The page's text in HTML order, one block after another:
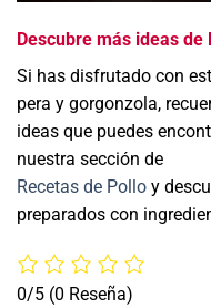
Descubre más ideas de
Si has disfrutado con
pera y gorgonzola,
ideas que puedes
nuestra sección de
Recetas de Pollo y
preparados con
0/5 (0 Reseña)